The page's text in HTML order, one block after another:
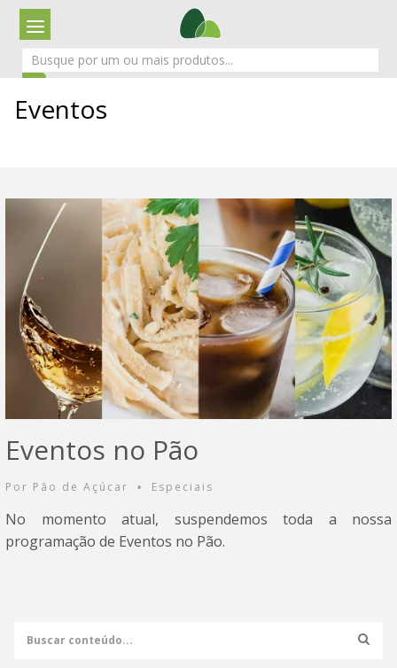
Eventos
Eventos no Pão
Por Pão de Açúcar • Especiais
No momento atual, suspendemos toda a nossa
programação de Eventos no Pão.